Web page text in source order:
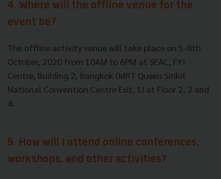
4. Where will the offline venue for the
event be?
The offline activity venue will take place on 5-8th
October, 2020 from 10AM to 6PM at SEAC, FYI
Centre, Building 2, Bangkok (MRT Queen Sirikit
National Convention Centre Exit. 1) at Floor 2, 3 and
4.
5. How will I attend online conferences,
workshops, and other activities?